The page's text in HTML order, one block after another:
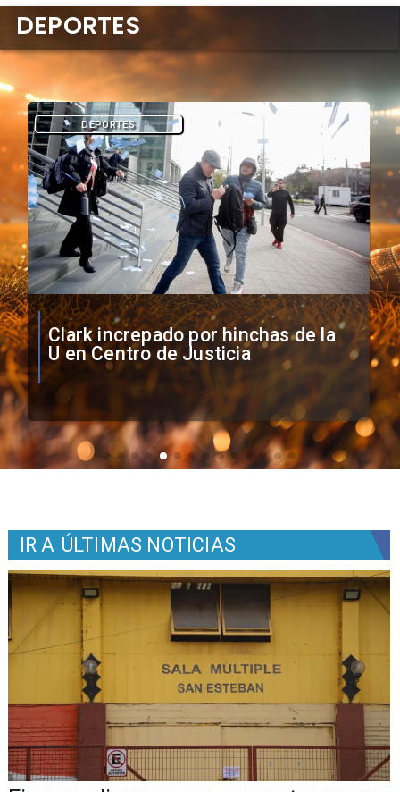
Vozinha firma contrato con Colo
Colo como nuevo arquero
DEPORTES
DEPORTES
IR A ÚLTIMAS NOTICIAS